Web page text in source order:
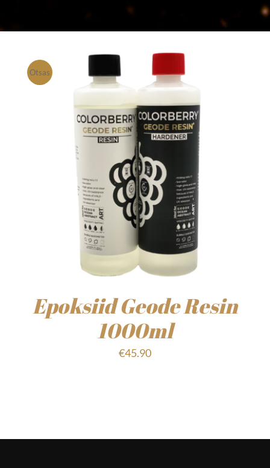
Otsas
Epoksiid Geode Resin
1000ml
€45.90